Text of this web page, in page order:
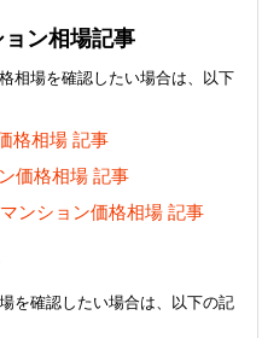
ン相場記事
相場を確認したい場合は、以下
格相場 記事
価格相場 記事
ンション価格相場 記事
を確認したい場合は、以下の記